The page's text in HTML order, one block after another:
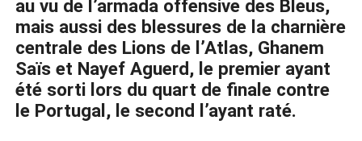
au vu de l’armada offensive des Bleus,
mais aussi des blessures de la charnière
centrale des Lions de l’Atlas, Ghanem
Saïs et Nayef Aguerd, le premier ayant
été sorti lors du quart de finale contre
le Portugal, le second l’ayant raté.